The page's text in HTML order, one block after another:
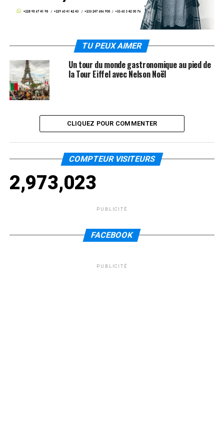
TU PEUX AIMER
Un tour du monde gastronomique au pied de
la Tour Eiffel avec Nelson Noël
CLIQUEZ POUR COMMENTER
COMPTEUR VISITEURS
2,973,023
PUBLICITÉ
FACEBOOK
PUBLICITÉ